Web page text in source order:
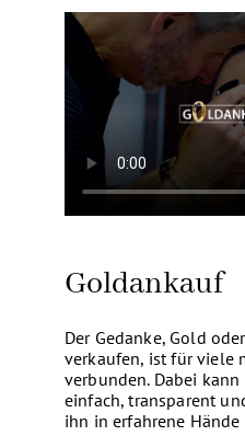
Goldankauf
Der Gedanke, Gold
verkaufen, ist für viele
verbunden. Dabei
einfach, transparent
ihn in erfahrene Hände